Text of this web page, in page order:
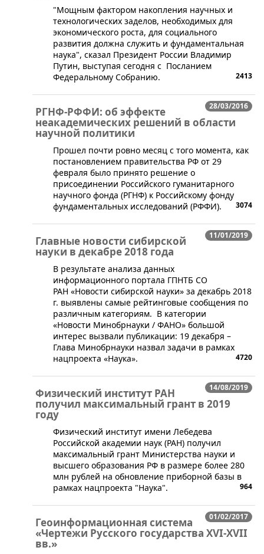
​"Мощным фактором накопления научных и
технологических заделов, необходимых для
экономического роста, для социального
развития должна служить и фундаментальная
наука", сказал Президент России Владимир
Путин, выступая сегодня c Посланием
Федеральному Собранию.
2413
28/03/2016
РГНФ-РФФИ: об ​эффекте
неакадемических решений в области
научной политики
Прошел почти ровно месяц с того момента, как
постановлением правительства РФ от 29
февраля было принято решение о
присоединении Российского гуманитарного
научного фонда (РГНФ) к Российскому фонду
фундаментальных исследований (РФФИ).
3074
11/01/2019
Главные новости сибирской
науки в декабре 2018 года
В результате анализа данных
информационного портала ГПНТБ СО
РАН «Новости сибирской науки» за декабрь 2018
г. выявлены самые рейтинговые сообщения по
различным категориям. В категории
«Новости Минобрнауки / ФАНО» большой
интерес вызвали публикации: 19 декабря –
Глава Минобрнауки назвал задачи в рамках
нацпроекта «Наука».
4720
14/08/2019
Физический институт РАН
получил максимальный грант в 2019
году
Физический институт имени Лебедева
Российской академии наук (РАН) получил
максимальный грант Министерства науки и
высшего образования РФ в размере более 280
млн рублей на обновление приборной базы в
рамках нацпроекта "Наука".
964
01/02/2017
Геоинформационная система
«Чертежи Русского государства XVI-XVII
вв.»